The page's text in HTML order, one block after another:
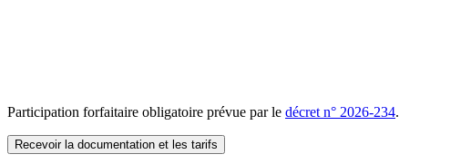
Participation forfaitaire obligatoire prévue par le décret n° 2026-234.
Recevoir la documentation et les tarifs